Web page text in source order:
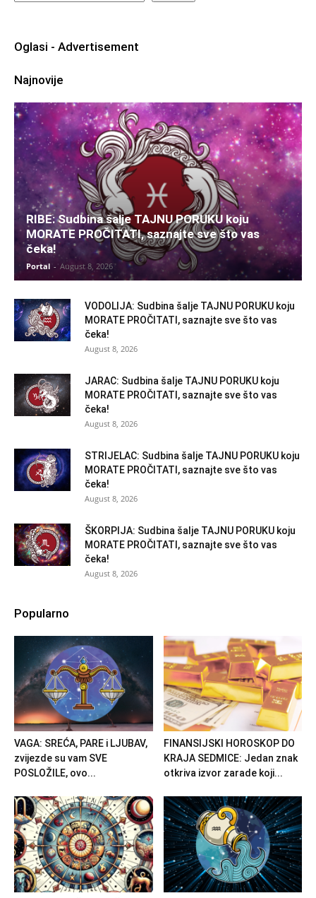
Oglasi - Advertisement
Najnovije
RIBE: Sudbina šalje TAJNU PORUKU koju
MORATE PROČITATI, saznajte sve što vas
čeka!
Portal - August 8, 2026
VODOLIJA: Sudbina šalje TAJNU PORUKU koju
MORATE PROČITATI, saznajte sve što vas
čeka!
August 8, 2026
JARAC: Sudbina šalje TAJNU PORUKU koju
MORATE PROČITATI, saznajte sve što vas
čeka!
August 8, 2026
STRIJELAC: Sudbina šalje TAJNU PORUKU koju
MORATE PROČITATI, saznajte sve što vas
čeka!
August 8, 2026
ŠKORPIJA: Sudbina šalje TAJNU PORUKU koju
MORATE PROČITATI, saznajte sve što vas
čeka!
August 8, 2026
Popularno
VAGA: SREĆA, PARE i LJUBAV,
zvijezde su vam SVE
POSLOŽILE, ovo...
FINANSIJSKI HOROSKOP DO
KRAJA SEDMICE: Jedan znak
otkriva izvor zarade koji...